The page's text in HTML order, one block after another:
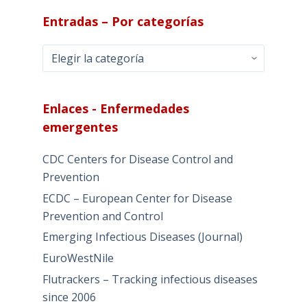
Entradas – Por categorías
Entradas
–
categorías
Enlaces - Enfermedades
emergentes
CDC Centers for Disease Control and
Prevention
ECDC – European Center for Disease
Prevention and Control
Emerging Infectious Diseases (Journal)
EuroWestNile
Flutrackers – Tracking infectious diseases
since 2006